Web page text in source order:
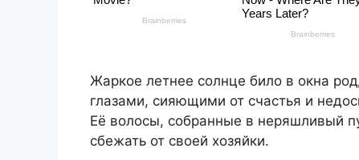
Жаркое летнее солнце било в окна
глазами, сияющими от счастья и
Её волосы, собранные в неряшливый
сбежать от своей хозяйки.